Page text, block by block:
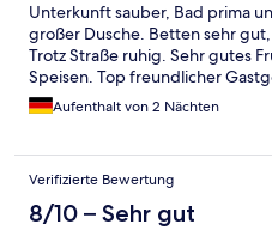
Unterkunft sauber, Bad prima
großer Dusche. Betten sehr
Trotz Straße ruhig. Sehr gutes
Speisen. Top freundlicher
Aufenthalt von 2 Nächten
Verifizierte Bewertung
8/10 – Sehr gut